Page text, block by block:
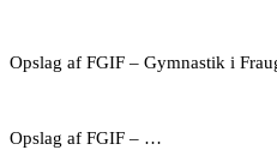
Opslag af FGIF – Gymnastik i
Opslag af FGIF – …